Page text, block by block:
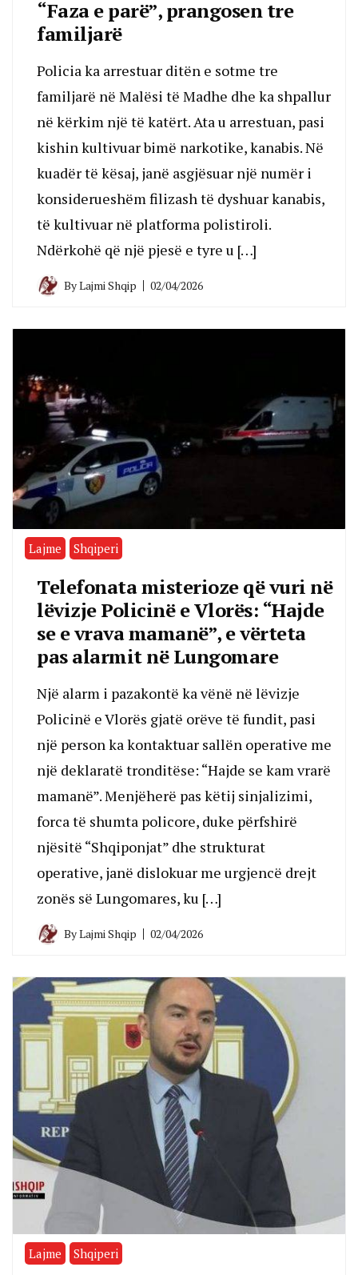
“Faza e parë”, prangosen tre
familjarë
Policia ka arrestuar ditën e sotme tre
familjarë në Malësi të Madhe dhe ka shpallur
në kërkim një të katërt. Ata u arrestuan, pasi
kishin kultivuar bimë narkotike, kanabis. Në
kuadër të kësaj, janë asgjësuar një numër i
konsiderueshëm filizash të dyshuar kanabis,
të kultivuar në platforma polistiroli.
Ndërkohë që një pjesë e tyre u […]
ByLajmi Shqip 02/04/2026
Lajme Shqiperi
Telefonata misterioze që vuri në
lëvizje Policinë e Vlorës: “Hajde
se e vrava mamanë”, e vërteta
pas alarmit në Lungomare
Një alarm i pazakontë ka vënë në lëvizje
Policinë e Vlorës gjatë orëve të fundit, pasi
një person ka kontaktuar sallën operative me
një deklaratë tronditëse: “Hajde se kam vrarë
mamanë”. Menjëherë pas këtij sinjalizimi,
forca të shumta policore, duke përfshirë
njësitë “Shqiponjat” dhe strukturat
operative, janë dislokuar me urgjencë drejt
zonës së Lungomares, ku […]
ByLajmi Shqip 02/04/2026
Lajme Shqiperi